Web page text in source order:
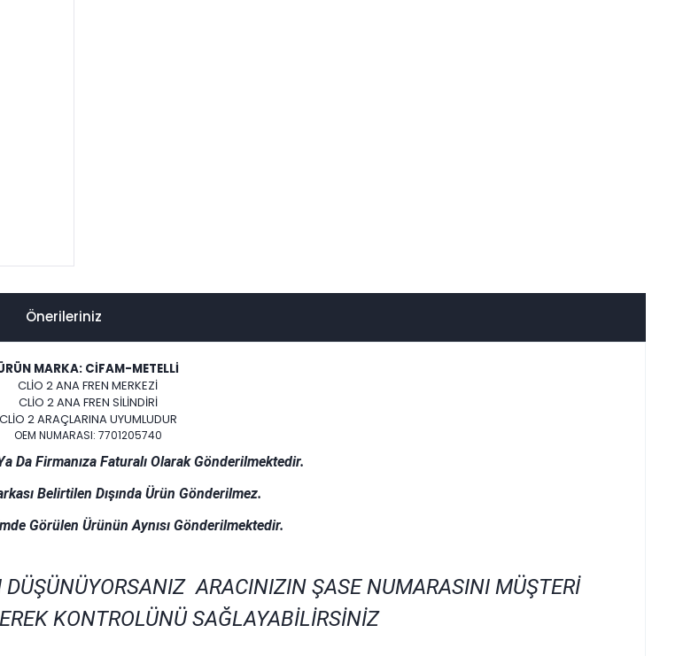
Önerileriniz
MARKA: CİFAM-METELLİ
CLİO 2 ANA FREN MERKEZİ
CLİO 2 ANA FREN SİLİNDİRİ
CLİO 2 ARAÇLARINA UYUMLUDUR
OEM NUMARASI: 7701205740
Da Firmanıza Faturalı Olarak Gönderilmektedir.
Belirtilen Dışında Ürün Gönderilmez.
Görülen Ürünün Aynısı Gönderilmektedir.
ARACINIZIN ŞASE NUMARASINI MÜŞTERİ
KONTROLÜNÜ SAĞLAYABİLİRSİNİZ